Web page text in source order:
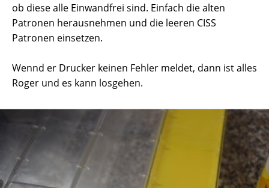
ob diese alle Einwandfrei sind. Einfach die alten
Patronen herausnehmen und die leeren CISS
Patronen einsetzen.
Wennd er Drucker keinen Fehler meldet, dann ist alles
Roger und es kann losgehen.